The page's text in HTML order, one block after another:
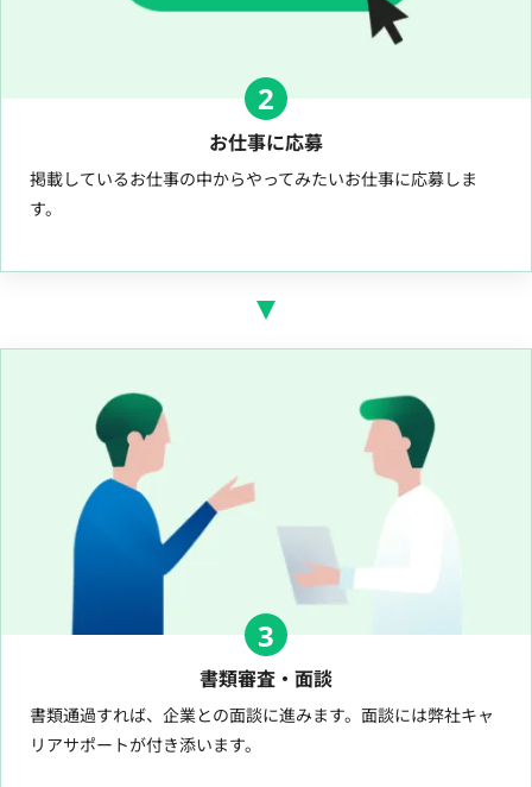
2
お仕事に応募
掲載しているお仕事の中からやってみたいお仕事に応募しま
す。
3
書類審査・面談
書類通過すれば、企業との面談に進みます。面談には弊社キャ
リアサポートが付き添います。